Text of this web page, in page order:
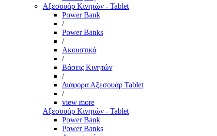
Αξεσουάρ Κινητών - Tablet
Power Bank
/
Power Banks
/
Ακουστικά
/
Βάσεις Κινητών
/
Διάφορα Αξεσουάρ Tablet
/
view more
Αξεσουάρ Κινητών - Tablet
Power Bank
Power Banks